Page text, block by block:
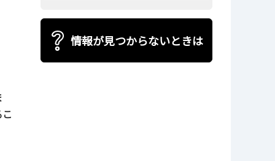
情報が見つからないときは